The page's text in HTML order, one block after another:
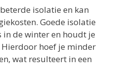
isolatie en kan
Goede isolatie
de winter en houdt je
hoef je minder
wat resulteert in een